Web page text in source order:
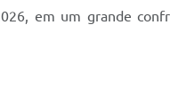
em um grande